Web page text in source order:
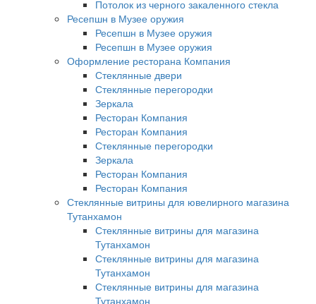
Потолок из черного закаленного стекла
Ресепшн в Музее оружия
Ресепшн в Музее оружия
Ресепшн в Музее оружия
Оформление ресторана Компания
Стеклянные двери
Стеклянные перегородки
Зеркала
Ресторан Компания
Ресторан Компания
Стеклянные перегородки
Зеркала
Ресторан Компания
Ресторан Компания
Стеклянные витрины для ювелирного магазина
Тутанхамон
Стеклянные витрины для магазина
Тутанхамон
Стеклянные витрины для магазина
Тутанхамон
Стеклянные витрины для магазина
Тутанхамон